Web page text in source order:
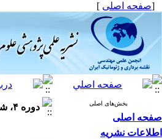
[صفحه اصلی ]
بخش‌های اصلی
صفحه اصلی
اطلاعات نشریه
دوره ۴، شماره ۱ - ( ۵-۱۳۹۳ )